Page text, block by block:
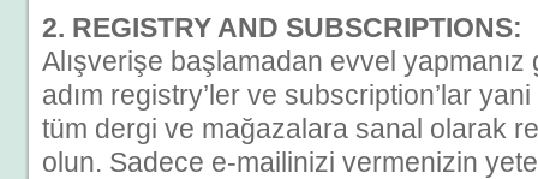
2. REGISTRY AND SUBSCRIPTIONS:
Alışverişe başlamadan evvel
adım registry’ler ve subscription’lar
tüm dergi ve mağazalara sanal olarak
olun. Sadece e-mailinizi vermenizin